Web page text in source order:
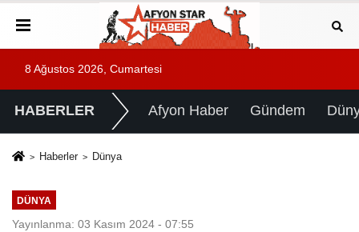
8 Ağustos 2026, Cumartesi
HABERLER Afyon Haber Gündem
Haberler Dünya
DÜNYA
Yayınlanma: 03 Kasım 2024 - 07:55